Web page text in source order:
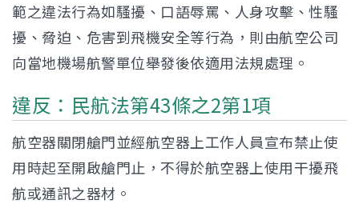
範之違法行為如騷擾、口語辱罵、人身攻擊、性騷
擾、脅迫、危害到飛機安全等行為，則由航空公司
向當地機場航警單位舉發後依適用法規處理。
違反：民航法第43條之2第1項
航空器關閉艙門並經航空器上工作人員宣布禁止使
用時起至開啟艙門止，不得於航空器上使用干擾飛
航或通訊之器材。